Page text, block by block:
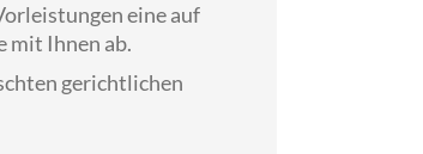
eine auf
mit Ihnen ab.
gerichtlichen